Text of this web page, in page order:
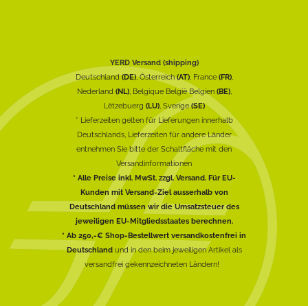
YERD Versand (shipping)
Deutschland(DE), Österreich(AT), France (FR),
Nederland (NL), Belgique België Belgien (BE),
Lëtzebuerg (LU), Sverige(SE)
* Lieferzeiten gelten für Lieferungen innerhalb
Deutschlands, Lieferzeiten für andere Länder
entnehmen Sie bitte der Schaltfläche mit den
Versandinformationen
* Alle Preise inkl. MwSt. zzgl. Versand. Für EU-
Kunden mit Versand-Ziel ausserhalb von
Deutschland müssen wir die Umsatzsteuer des
jeweiligen EU-Mitgliedsstaates berechnen.
* Ab 250,-€ Shop-Bestellwert versandkostenfrei in
Deutschlandund in den beim jeweiligen Artikel als
versandfrei gekennzeichneten Ländern!